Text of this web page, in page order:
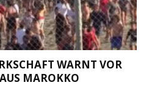
WARNT VOR
MAROKKO